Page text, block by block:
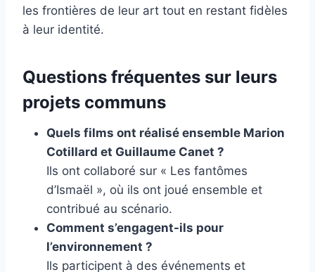
les frontières de leur art tout en restant fidèles
à leur identité.
Questions fréquentes sur leurs
projets communs
Quels films ont réalisé ensemble Marion
Cotillard et Guillaume Canet ?
Ils ont collaboré sur « Les fantômes
d’Ismaël », où ils ont joué ensemble et
contribué au scénario.
Comment s’engagent-ils pour
l’environnement ?
Ils participent à des événements et